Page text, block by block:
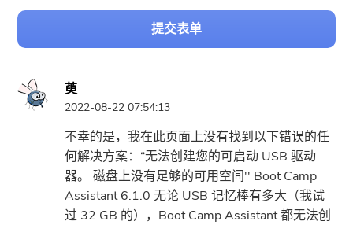
提交表单
萸
2022-08-22 07:54:13
不幸的是，我在此页面上没有找到以下错误的任
何解决方案：“无法创建您的可启动 USB 驱动
器。 磁盘上没有足够的可用空间'' Boot Camp
Assistant 6.1.0 无论 USB 记忆棒有多大（我试
过 32 GB 的），Boot Camp Assistant 都无法创